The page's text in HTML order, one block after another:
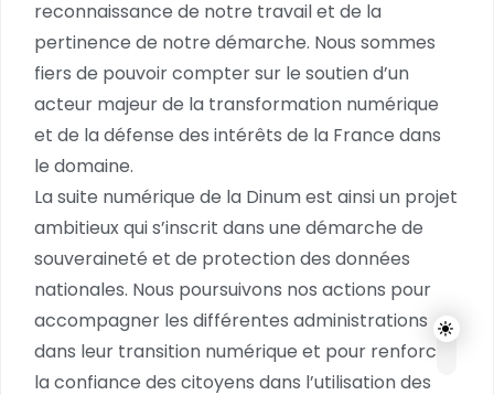
reconnaissance de notre travail et de la
pertinence de notre démarche. Nous sommes
fiers de pouvoir compter sur le soutien d’un
acteur majeur de la transformation numérique
et de la défense des intérêts de la France dans
le domaine.
La suite numérique de la Dinum est ainsi un projet
ambitieux qui s’inscrit dans une démarche de
souveraineté et de protection des données
nationales. Nous poursuivons nos actions pour
accompagner les différentes administrations
dans leur transition numérique et pour renforcer
la confiance des citoyens dans l’utilisation des